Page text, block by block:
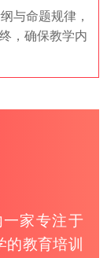
与命题规律，
，确保教学内
家专注于
教育培训